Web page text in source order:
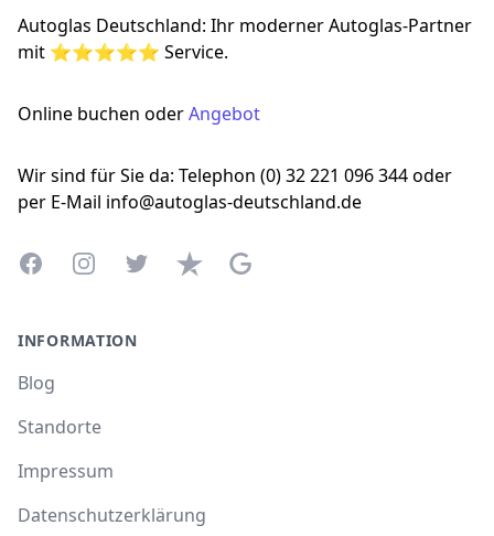
Autoglas Deutschland: Ihr moderner Autoglas-Partner
mit ⭐⭐⭐⭐⭐ Service.
Online buchen oderAngebot
Wir sind für Sie da: Telephon (0) 32 221 096 344 oder
per E-Mail info@autoglas-deutschland.de
FacebookInstagramTwitterTrustpilotGoogle Business Profile
INFORMATION
Blog
Standorte
Impressum
Datenschutzerklärung